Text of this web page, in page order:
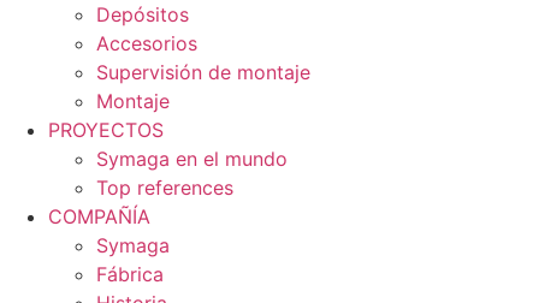
Depósitos
Accesorios
Supervisión de montaje
Montaje
PROYECTOS
Symaga en el mundo
Top references
COMPAÑÍA
Symaga
Fábrica